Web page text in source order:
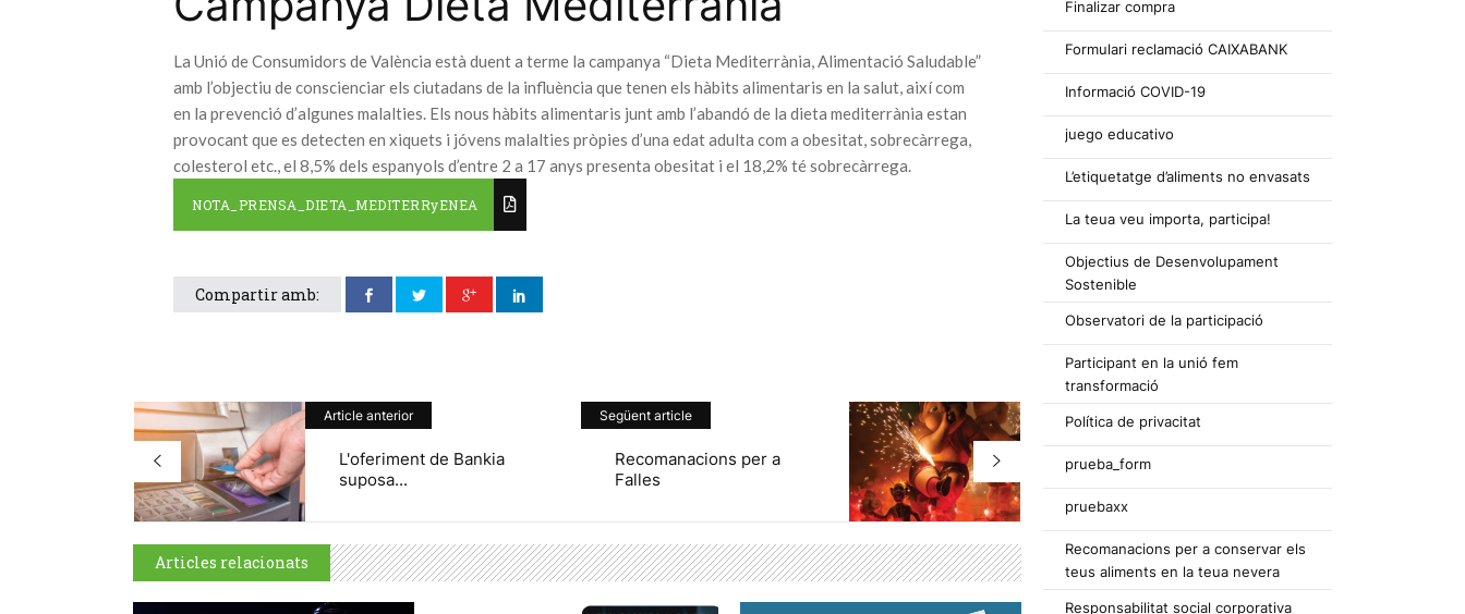
La Unió de Consumidors de València està duent a terme la campanya “Dieta Mediterrània, Alimentació Saludable”
amb l’objectiu de conscienciar els ciutadans de la influència que tenen els hàbits alimentaris en la salut, així com
en la prevenció d’algunes malalties. Els nous hàbits alimentaris junt amb l’abandó de la dieta mediterrània estan
provocant que es detecten en xiquets i jóvens malalties pròpies d’una edat adulta com a obesitat, sobrecàrrega,
colesterol etc., el 8,5% dels espanyols d’entre 2 a 17 anys presenta obesitat i el 18,2% té sobrecàrrega.
NOTA_PRENSA_DIETA_MEDITERRyENEA
Compartir amb:
Article anterior
L'oferiment de Bankia
suposa...
Següent article
Recomanacions per a
Falles
Articles relacionats
Finalizar compra
Formulari reclamació CAIXABANK
Informació COVID-19
juego educativo
L’etiquetatge d’aliments no envasats
La teua veu importa, participa!
Objectius de Desenvolupament
Sostenible
Observatori de la participació
Participant en la unió fem
transformació
Política de privacitat
prueba_form
pruebaxx
Recomanacions per a conservar els
teus aliments en la teua nevera
Responsabilitat social corporativa